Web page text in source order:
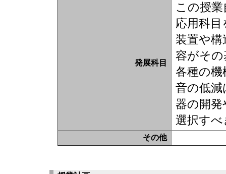
発展科目
この授
応用科
装置や
容がそ
各種の機
音の低
器の開
選択す
その他